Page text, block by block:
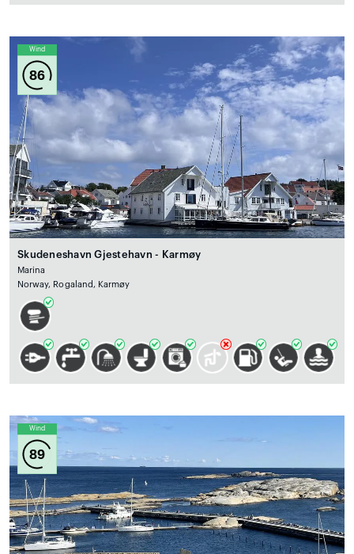
Wind
86
Skudeneshavn Gjestehavn - Karmøy
Marina
Norway, Rogaland, Karmøy
Wind
89